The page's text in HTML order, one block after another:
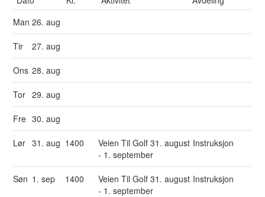
Man26. aug
Tir 27. aug
Ons 28. aug
Tor 29. aug
Fre 30. aug
Lør 31. aug 1400
Veien Til Golf 31. august
- 1. september
Instruksjon
Søn 1. sep 1400
Veien Til Golf 31. august
- 1. september
Instruksjon